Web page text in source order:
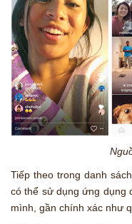
Tiếp theo trong danh
có thể sử dụng ứng dụng
mình, gần chính xác như